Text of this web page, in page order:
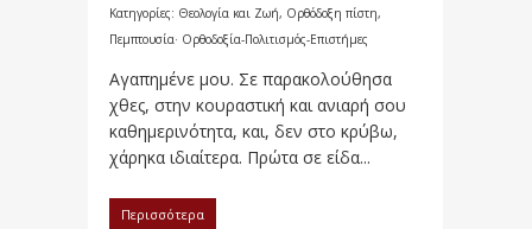
Κατηγορίες: Θεολογία και Ζωή, Ορθόδοξη πίστη,
Πεμπτουσία· Ορθοδοξία-Πολιτισμός-Επιστήμες
Αγαπημένε μου. Σε παρακολούθησα
χθες, στην κουραστική και ανιαρή σου
καθημερινότητα, και, δεν στο κρύβω,
χάρηκα ιδιαίτερα. Πρώτα σε είδα...
Περισσότερα